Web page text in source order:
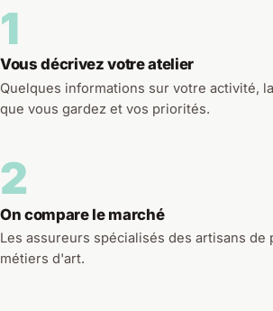
1
Vous décrivez votre atelier
Quelques informations sur votre activité,
que vous gardez et vos priorités.
2
On compare le marché
Les assureurs spécialisés des artisans de
métiers d'art.